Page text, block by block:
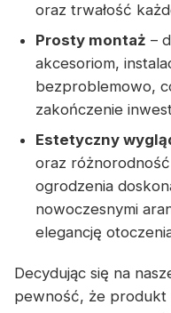
oraz trwałość
Prosty montaż –
akcesoriom,
bezproblemowo,
zakończenie
Estetyczny
oraz
ogrodzenia
nowoczesnymi
elegancję
Decydując się na
pewność, że produkt